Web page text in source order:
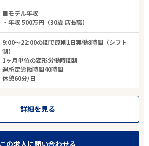
■モデル年収
・年収 500万円（30歳 店長職）
9:00～22:00の間で原則1日実働8時間（シフト
制）
1ヶ月単位の変形労働時間制
週所定労働時間40時間
休憩60分/日
詳細を見る
この求人に問い合わせる